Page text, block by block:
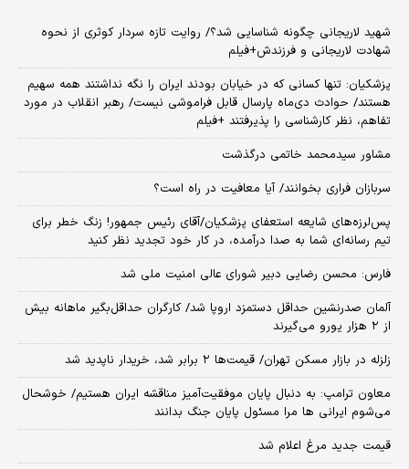
شهید لاریجانی چگونه شناسایی شد؟/ روایت تازه سردار کوثری از نحوه
شهادت لاریجانی و فرزندش+فیلم
پزشکیان: تنها کسانی که در خیابان بودند ایران را نگه نداشتند همه سهیم
هستند/ حوادث دی‌ماه پارسال قابل فراموشی نیست/ رهبر انقلاب در مورد
تفاهم، نظر کارشناسی را پذیرفتند +فیلم
مشاور سیدمحمد خاتمی درگذشت
سربازان فراری بخوانند/ آیا معافیت در راه است؟
پس‌لرزه‌های شایعه استعفای پزشکیان/آقای رئیس جمهور! زنگ خطر برای
تیم رسانه‌ای شما به صدا درآمده، در کار خود تجدید نظر کنید
فارس: محسن رضایی دبیر شورای عالی امنیت ملی شد
آلمان صدرنشین حداقل دستمزد اروپا شد/ کارگران حداقل‌بگیر ماهانه بیش
از ۲ هزار یورو می‌گیرند
زلزله در بازار مسکن تهران/ قیمت‌ها ۲ برابر شد، خریدار ناپدید شد
معاون ترامپ: به دنبال پایان موفقیت‌آمیز مناقشه ایران هستیم/ خوشحال
می‌شوم ایرانی ها مرا مسئول پایان جنگ بدانند
قیمت جدید مرغ اعلام شد